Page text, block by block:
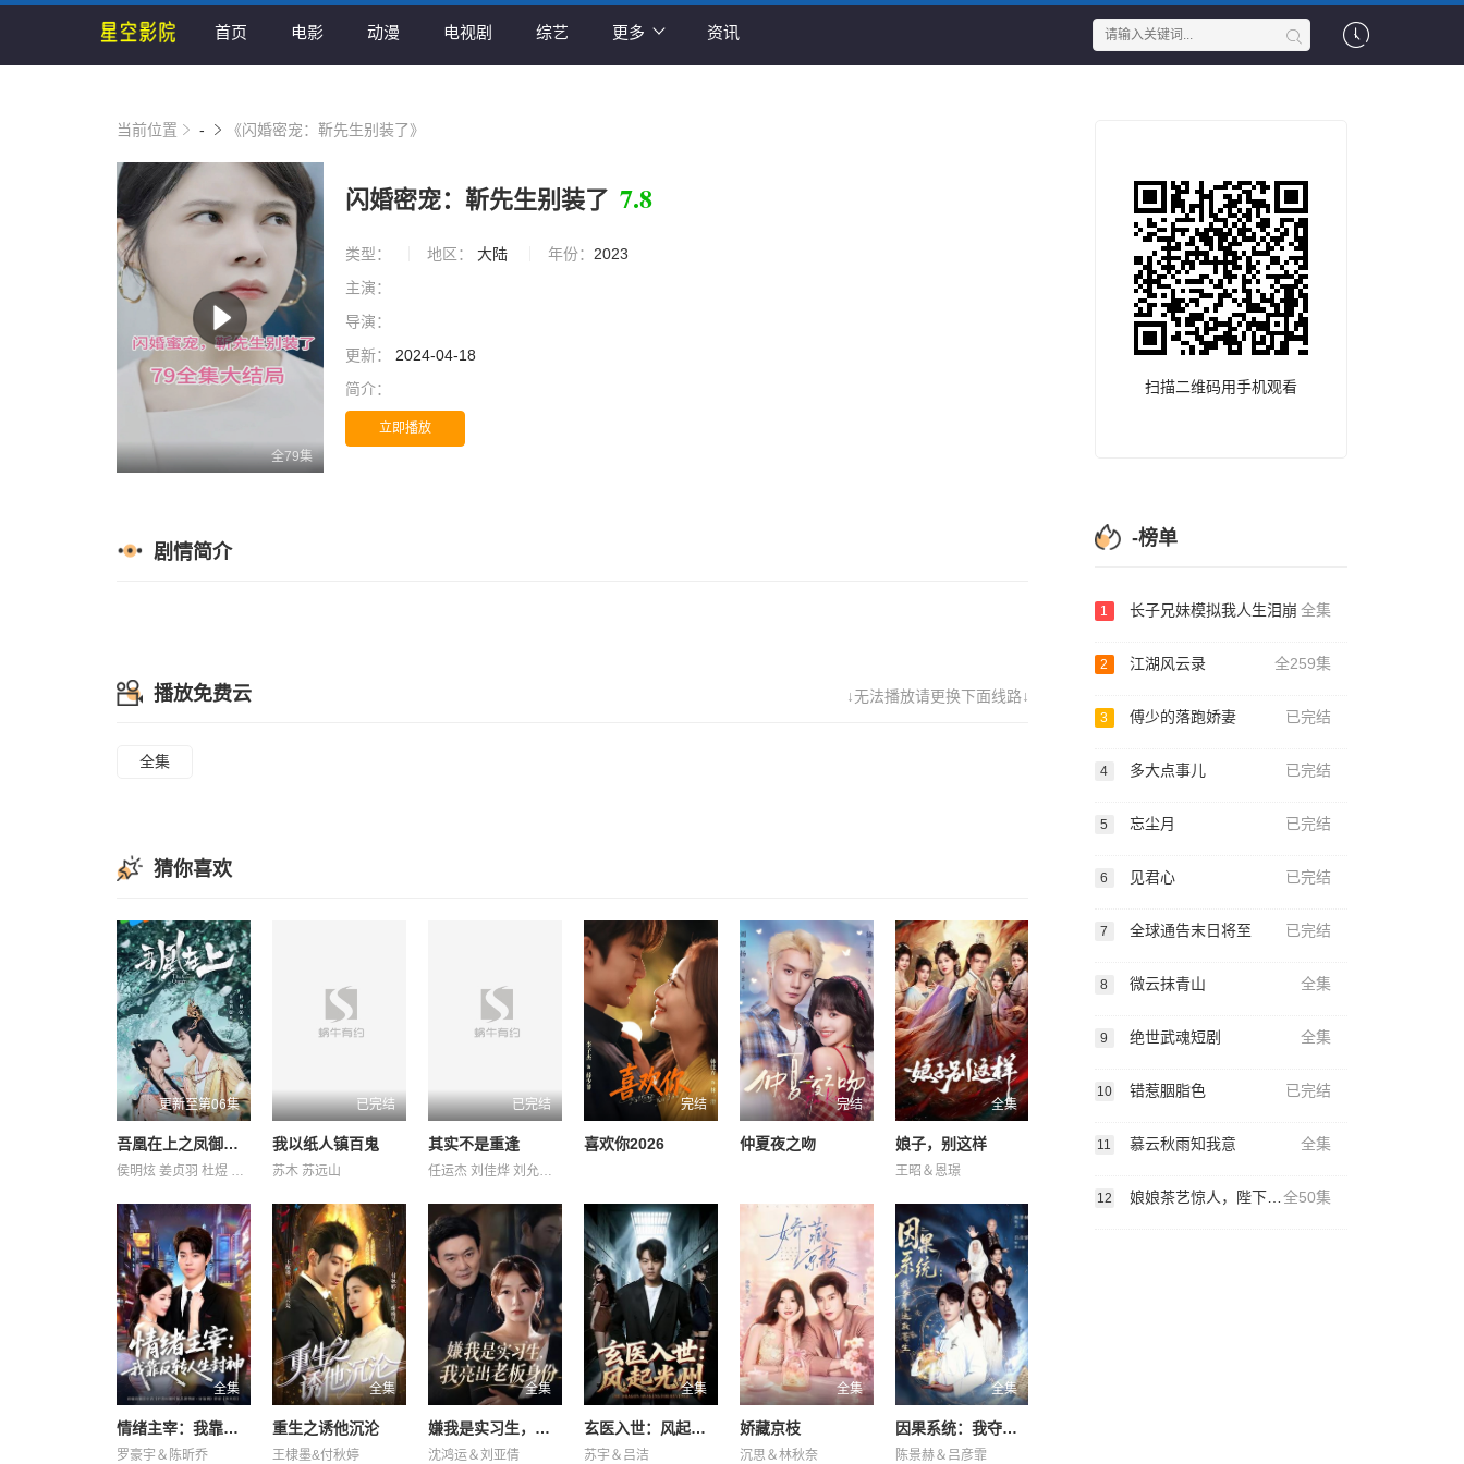
首页 电影 动漫 电视剧 综艺 更多 资讯
当前位置 - 《闪婚密宠：靳先生别装了》
全79集
闪婚密宠：靳先生别装了 7.8
类型： 地区： 大陆 年份： 2023
主演：
导演：
更新：
2024-04-18
简介：
立即播放
剧情简介
↓无法播放请更换下面线路↓
播放免费云
全集
猜你喜欢
更新至第06集
吾凰在上之凤御四方
侯明炫 姜贞羽 杜煜 林亚冬 祖怀 赵一博 邓孝慈 郑千亦 郝熠然
已完结
我以纸人镇百鬼
苏木 苏远山
已完结
其实不是重逢
任运杰 刘佳烨 刘允儿 刘思维 吴添豪 王欣政 金子璇 黄圣依
完结
喜欢你2026
完结
仲夏夜之吻
全集
娘子，别这样
王昭＆恩璟
全集
情绪主宰：我靠反转人生封神
罗豪宇＆陈昕乔
全集
重生之诱他沉沦
王棣墨&付秋婷
全集
嫌我是实习生，我亮出老板身份
沈鸿运＆刘亚倩
全集
玄医入世：风起光州
苏宇＆吕洁
全集
娇藏京枝
沉思＆林秋奈
全集
因果系统：我夺气运救苍生
陈景赫＆吕彦霏
扫描二维码用手机观看
-榜单
1 长子兄妹模拟我人生泪崩 全集
2 江湖风云录 全259集
3 傅少的落跑娇妻 已完结
4 多大点事儿 已完结
5 忘尘月 已完结
6 见君心 已完结
7 全球通告末日将至 已完结
8 微云抹青山 全集
9 绝世武魂短剧 全集
10 错惹胭脂色 已完结
11 慕云秋雨知我意 全集
12 娘娘茶艺惊人，陛下夜夜沉沦 全50集